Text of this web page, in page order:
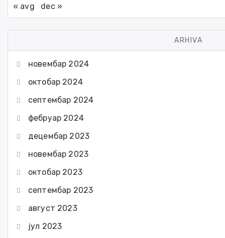
« avg dec »
ARHIVA
новембар 2024
октобар 2024
септембар 2024
фебруар 2024
децембар 2023
новембар 2023
октобар 2023
септембар 2023
август 2023
јул 2023